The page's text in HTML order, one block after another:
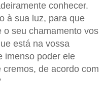
conhecer.
à sua luz, para que
o seu chamamento vos
está na vossa
imenso poder ele
de acordo com